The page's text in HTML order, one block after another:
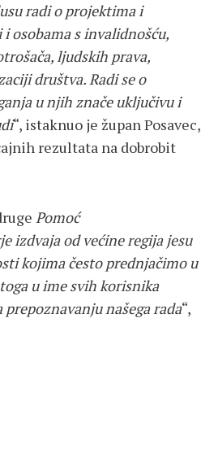
radi o projektima i
osobama s invalidnošću,
ljudskih prava,
društva. Radi se o
u njih znače uključivu i
“, istaknuo je župan Posavec,
rezultata na dobrobit
Pomoć
izdvaja od većine regija jesu
kojima često prednjačimo u
u ime svih korisnika
našega rada“,